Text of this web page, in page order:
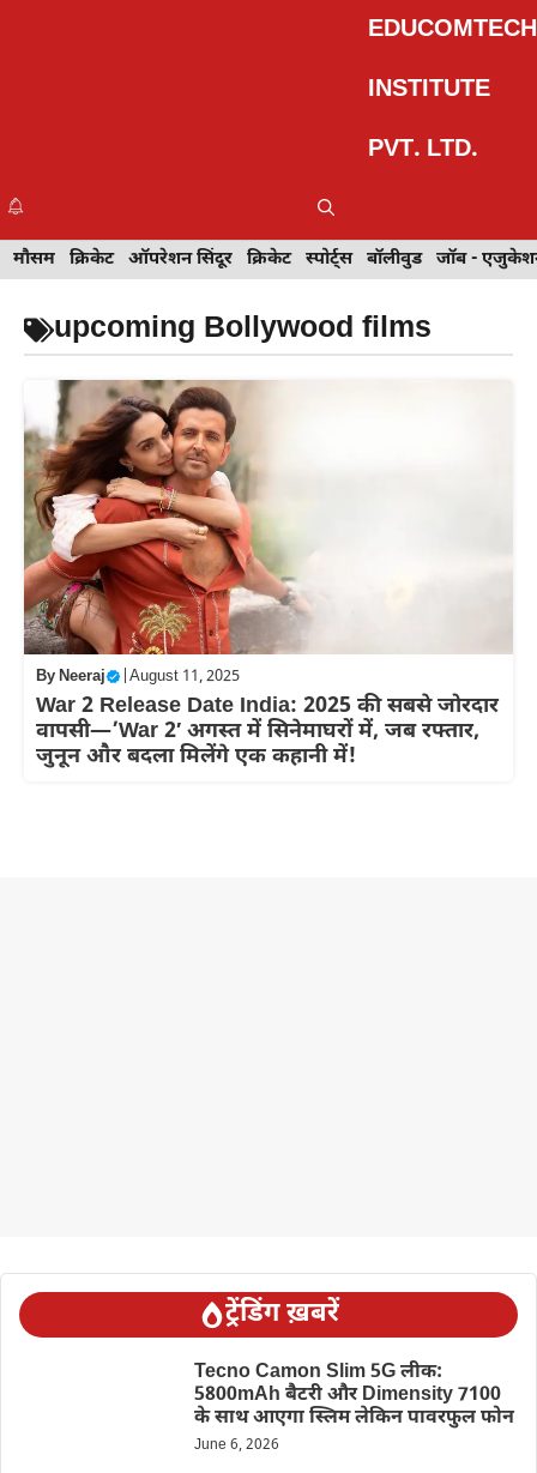
EDUCOMTECH
INSTITUTE
PVT. LTD.
इवेंट
खेल मेहंदी डिज़ाइन टेक्नोलॉजी ट्रेवल बॉलीवुड जॉब - एजुकेशन
मौसम क्रिकेट ऑपरेशन सिंदूर क्रिकेट स्पोर्ट्स बॉलीवुड जॉब -
upcoming Bollywood films
ByNeeraj August 11, 2025
War 2 Release Date India: 2025 की सबसे जोरदार
वापसी—’War 2′ अगस्त में सिनेमाघरों में, जब रफ्तार,
जुनून और बदला मिलेंगे एक कहानी में!
ट्रेंडिंग ख़बरें
Tecno Camon Slim 5G लीक:
5800mAh बैटरी और Dimensity 7100
के साथ आएगा स्लिम लेकिन पावरफुल फोन
June 6, 2026